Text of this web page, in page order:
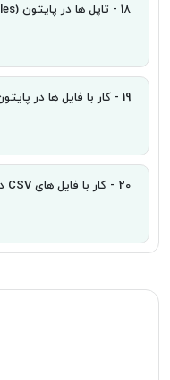
18 - تاپل ها در پایتون (Tuples)
19 - کار با فایل ها در پایتون (Files)
20 - کار با فایل های CSV در پایتون